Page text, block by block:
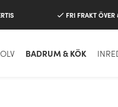
FRI FRAKT
BADRUM & KÖK